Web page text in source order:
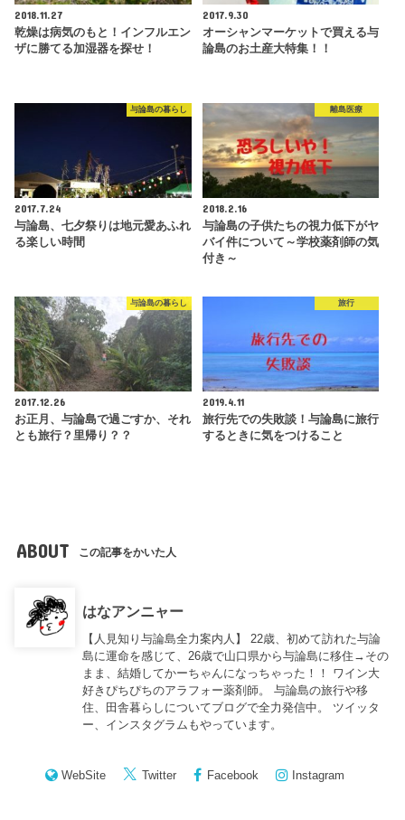
2018.11.27
乾燥は病気のもと！インフルエン
ザに勝てる加湿器を探せ！
2017.9.30
オーシャンマーケットで買える与
論島のお土産大特集！！
与論島の暮らし
2017.7.24
与論島、七夕祭りは地元愛あふれ
る楽しい時間
離島医療
2018.2.16
与論島の子供たちの視力低下がヤ
バイ件について～学校薬剤師の気
付き～
与論島の暮らし
2017.12.26
お正月、与論島で過ごすか、それ
とも旅行？里帰り？？
旅行
2019.4.11
旅行先での失敗談！与論島に旅行
するときに気をつけること
ABOUT この記事をかいた人
はなアンニャー
【人見知り与論島全力案内人】 22歳、初めて訪れた与論
島に運命を感じて、26歳で山口県から与論島に移住→その
まま、結婚してかーちゃんになっちゃった！！ ワイン大
好きぴちぴちのアラフォー薬剤師。 与論島の旅行や移
住、田舎暮らしについてブログで全力発信中。 ツイッタ
ー、インスタグラムもやっています。
WebSite Twitter Facebook Instagram